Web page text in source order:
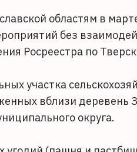
областям в
без
Росреестра по
участка
вблизи деревень
округа.